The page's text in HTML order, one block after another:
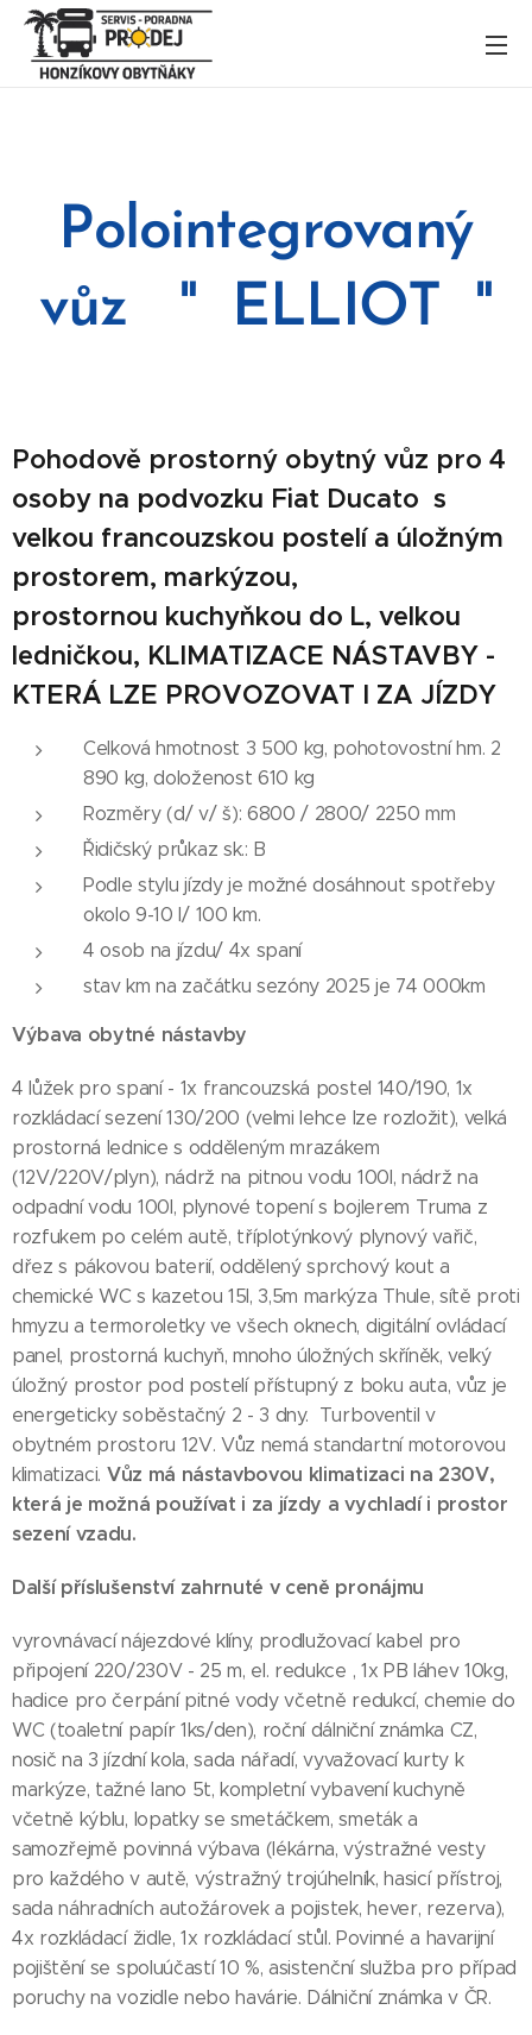
Polointegrovaný
vůz " ELLIOT "
Pohodově prostorný obytný vůz pro 4
osoby na podvozku Fiat Ducato s
velkou francouzskou postelí a úložným
prostorem, markýzou,
prostornou kuchyňkou do L, velkou
ledničkou, KLIMATIZACE NÁSTAVBY -
KTERÁ LZE PROVOZOVAT I ZA JÍZDY
Celková hmotnost 3 500 kg, pohotovostní hm. 2
890 kg, doloženost 610 kg
Rozměry (d/ v/ š): 6800 / 2800/ 2250 mm
Řidičský průkaz sk.: B
Podle stylu jízdy je možné dosáhnout spotřeby
okolo 9-10 l/ 100 km.
4 osob na jízdu/ 4x spaní
stav km na začátku sezóny 2025 je 74 000km
Výbava obytné nástavby
4 lůžek pro spaní - 1x francouzská postel 140/190, 1x
rozkládací sezení 130/200 (velmi lehce lze rozložit), velká
prostorná lednice s odděleným mrazákem
(12V/220V/plyn), nádrž na pitnou vodu 100l, nádrž na
odpadní vodu 100l, plynové topení s bojlerem Truma z
rozfukem po celém autě, tříplotýnkový plynový vařič,
dřez s pákovou baterií, oddělený sprchový kout a
chemické WC s kazetou 15l, 3,5m markýza Thule, sítě proti
hmyzu a termoroletky ve všech oknech, digitální ovládací
panel, prostorná kuchyň, mnoho úložných skříněk, velký
úložný prostor pod postelí přístupný z boku auta, vůz je
energeticky soběstačný 2 - 3 dny. Turboventil v
obytném prostoru 12V. Vůz nemá standartní motorovou
klimatizaci. Vůz má nástavbovou klimatizaci na 230V,
která je možná používat i za jízdy a vychladí i prostor
sezení vzadu.
Další příslušenství zahrnuté v ceně pronájmu
vyrovnávací nájezdové klíny, prodlužovací kabel pro
připojení 220/230V - 25 m, el. redukce , 1x PB láhev 10kg,
hadice pro čerpání pitné vody včetně redukcí, chemie do
WC (toaletní papír 1ks/den), roční dálniční známka CZ,
nosič na 3 jízdní kola, sada nářadí, vyvažovací kurty k
markýze, tažné lano 5t, kompletní vybavení kuchyně
včetně kýblu, lopatky se smetáčkem, smeták a
samozřejmě povinná výbava (lékárna, výstražné vesty
pro každého v autě, výstražný trojúhelník, hasicí přístroj,
sada náhradních autožárovek a pojistek, hever, rezerva),
4x rozkládací židle, 1x rozkládací stůl. Povinné a havarijní
pojištění se spoluúčastí 10 %, asistenční služba pro případ
poruchy na vozidle nebo havárie. Dálniční známka v ČR.